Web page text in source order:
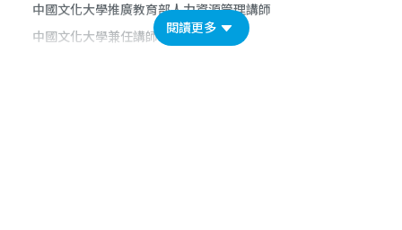
中國文化大學推廣教育部人力資源管理講師
中國文化大學兼任講師
閱讀更多